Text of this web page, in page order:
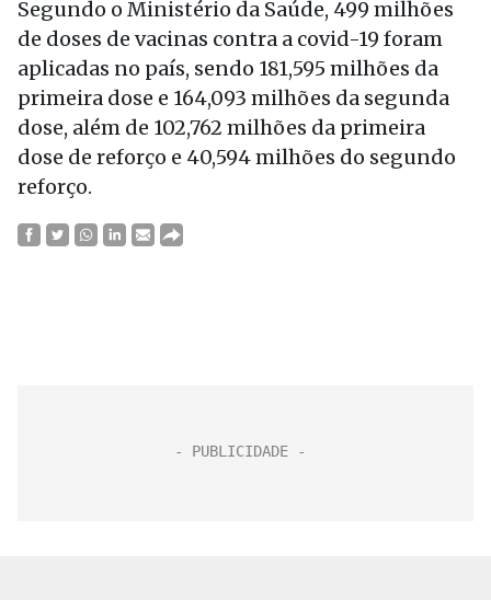
Segundo o Ministério da Saúde, 499 milhões
de doses de vacinas contra a covid-19 foram
aplicadas no país, sendo 181,595 milhões da
primeira dose e 164,093 milhões da segunda
dose, além de 102,762 milhões da primeira
dose de reforço e 40,594 milhões do segundo
reforço.